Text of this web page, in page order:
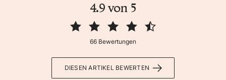
4.9 von 5
66 Bewertungen
DIESEN ARTIKEL BEWERTEN